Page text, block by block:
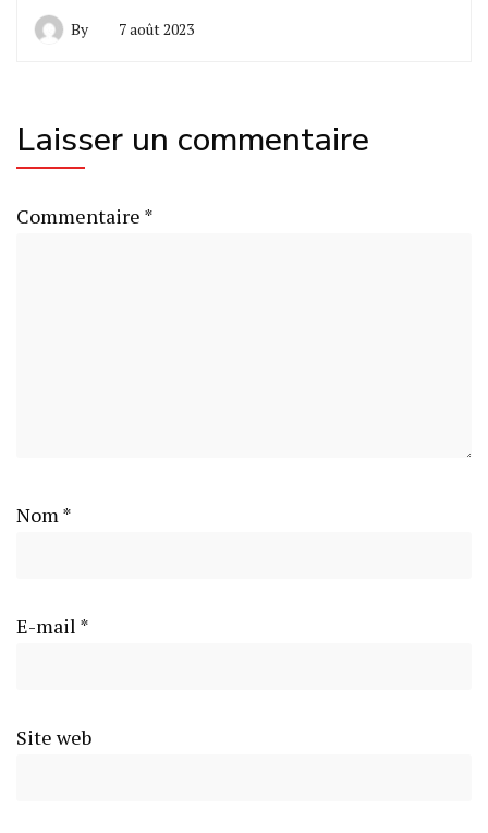
By 7 août 2023
Laisser un commentaire
Commentaire *
Nom *
E-mail *
Site web